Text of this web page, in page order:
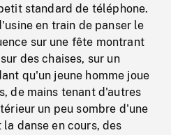
standard de téléphone.
en train de panser le
sur une fête montrant
des chaises, sur un
qu'un jeune homme joue
de mains tenant d'autres
un peu sombre d'une
danse en cours, des